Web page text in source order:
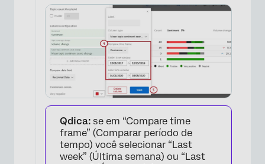
Qdica: se em “Compare time
frame” (Comparar período de
tempo) você selecionar “Last
week” (Última semana) ou “Last